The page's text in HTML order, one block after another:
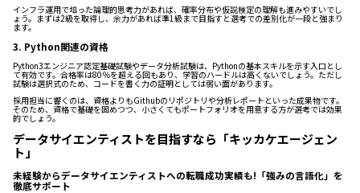
インフラ運用で培った論理的思考力があれば、確率分布や仮説検定の理解も進みやすいでし
ょう。まずは2級を取得し、余力があれば準1級まで目指すと選考での差別化が一段と強まり
ます。
3. Python関連の資格
Python3エンジニア認定基礎試験やデータ分析試験は、Pythonの基本スキルを示す入口とし
て有効です。合格率は80％を超える回もあり、学習のハードルは高くないでしょう。ただし
試験は選択式のため、コードを書く力の証明としては弱い面があります。
採用担当に響くのは、資格よりもGithubのリポジトリや分析レポートといった成果物です。
そのため、資格で基礎を固めつつ、小さくてもポートフォリオを用意する方が選考では効果
的でしょう。
データサイエンティストを目指すなら「キッカケエージェン
ト」
未経験からデータサイエンティストへの転職成功実績も!「強みの言語化」を
徹底サポート